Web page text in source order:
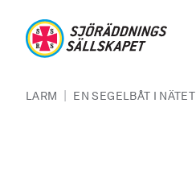
LARM | EN SEGELBÅT I NÄTET